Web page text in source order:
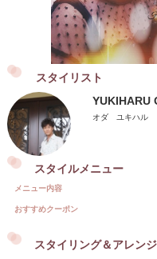
スタイリスト
YUKIHARU
オダ ユキハル
スタイルメニュー
メニュー内容
おすすめクーポン
スタイリング＆アレン